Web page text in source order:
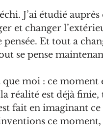
J’ai étudié
et changer
Et tout a
se pense
que moi : ce moment
la réalité est déjà
fait en imaginant
ce